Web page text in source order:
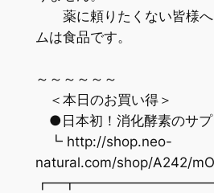
薬に頼りたくない皆様
ムは食品です。
～～
～～～～～～
＜本日のお買い得＞
●日本初！消化酵素のサプ
┗ http://shop.neo-
natural.com/shop/A242/